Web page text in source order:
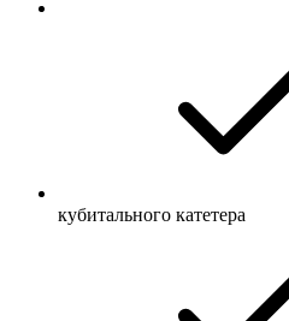
кубитального катетера